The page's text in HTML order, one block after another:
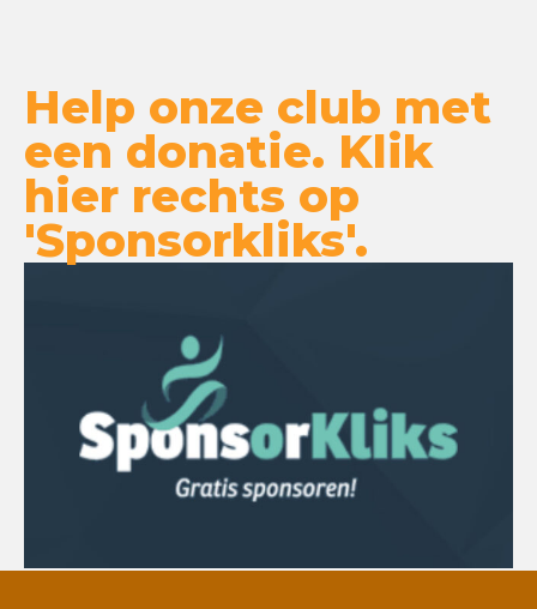
Help onze club met
een donatie. Klik
hier rechts op
'Sponsorkliks'.